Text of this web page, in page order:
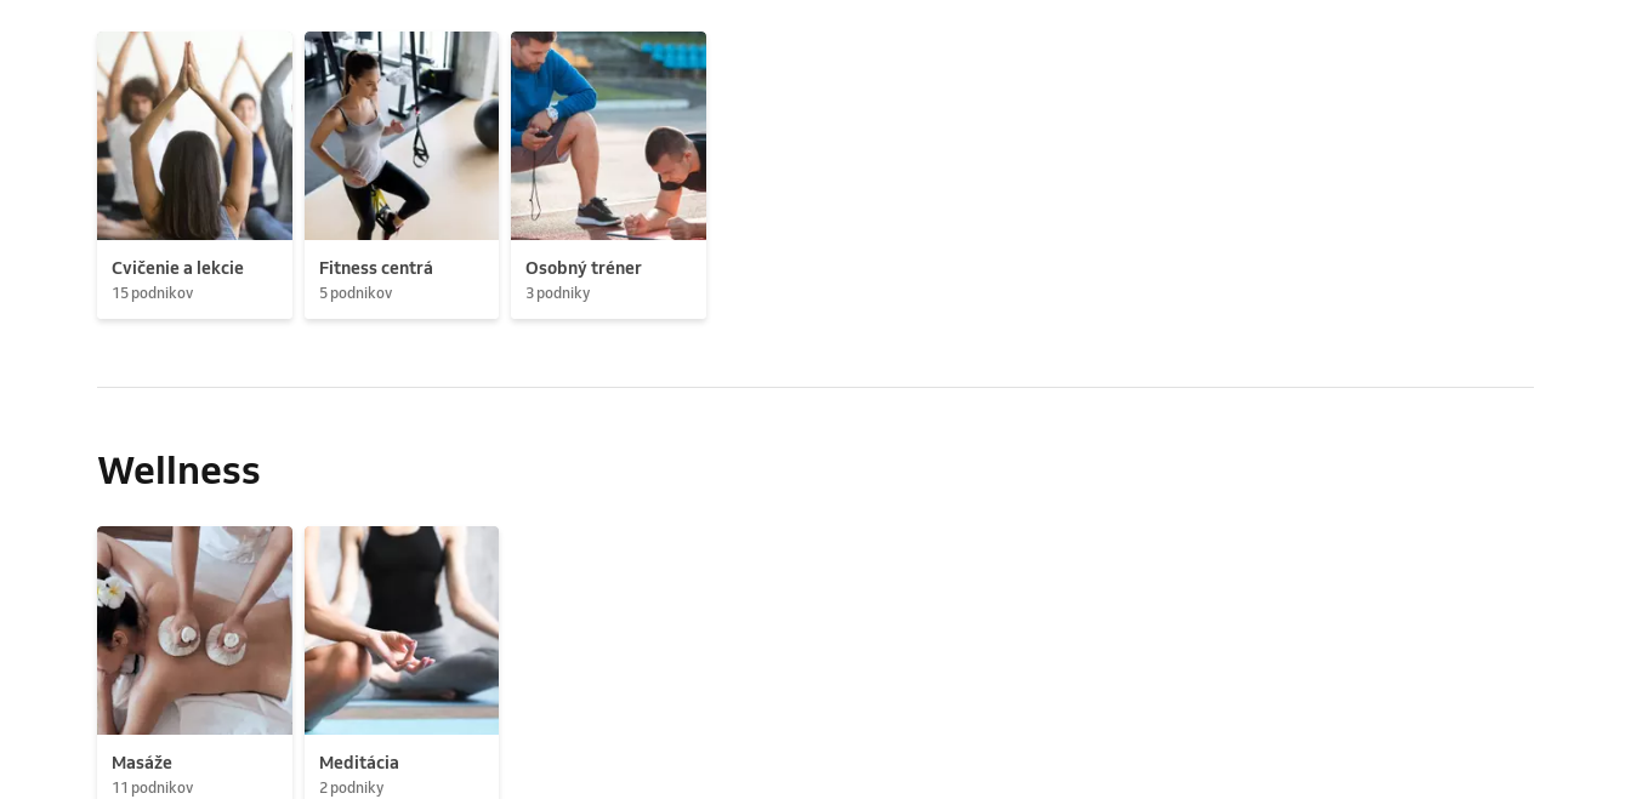
Cvičenie a lekcie
15 podnikov
Fitness centrá
5 podnikov
Osobný tréner
3 podniky
Wellness
Masáže
11 podnikov
Meditácia
2 podniky